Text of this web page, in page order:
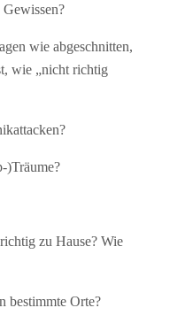
wie abgeschnitten,
wie „nicht richtig
)Träume?
zu Hause? Wie
bestimmte Orte?